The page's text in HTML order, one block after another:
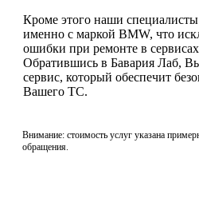
Кроме этого наши
именно с маркой BMW, что
ошибки при ремонте в
Обратившись в Бавария Лаб,
сервис, который обеспечит
Вашего ТС.
Внимание: стоимость услуг указана
обращения.